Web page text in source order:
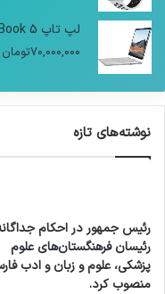
لپ تاپ Surface Book 5
70,000,000تومان
نوشته‌های تازه
رئیس جمهور در احکام
رئیسان فرهنگستان‌های علوم
پزشکی، علوم و زبان و ادب
منصوب کرد.